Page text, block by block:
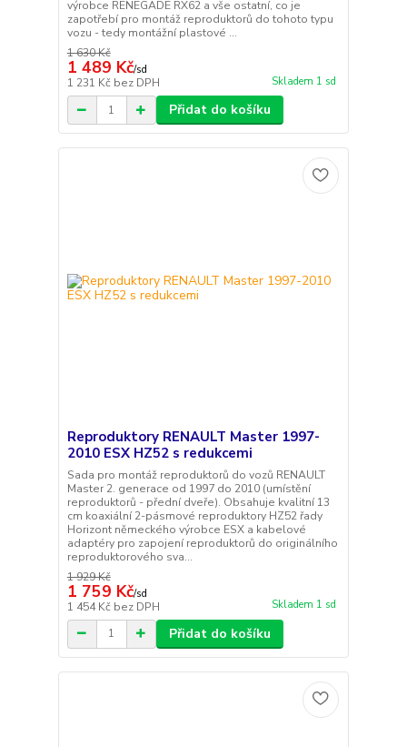
výrobce RENEGADE RX62 a vše ostatní, co je
zapotřebí pro montáž reproduktorů do tohoto typu
vozu - tedy montážní plastové ...
1 630 Kč
1 489 Kč/sd
1 231 Kč bez DPH Skladem 1 sd
Přidat do košíku
Reproduktory RENAULT Master 1997-
2010 ESX HZ52 s redukcemi
Sada pro montáž reproduktorů do vozů RENAULT
Master 2. generace od 1997 do 2010 (umístění
reproduktorů - přední dveře). Obsahuje kvalitní 13
cm koaxiální 2-pásmové reproduktory HZ52 řady
Horizont německého výrobce ESX a kabelové
adaptéry pro zapojení reproduktorů do originálního
reproduktorového sva...
1 929 Kč
1 759 Kč/sd
1 454 Kč bez DPH Skladem 1 sd
Přidat do košíku